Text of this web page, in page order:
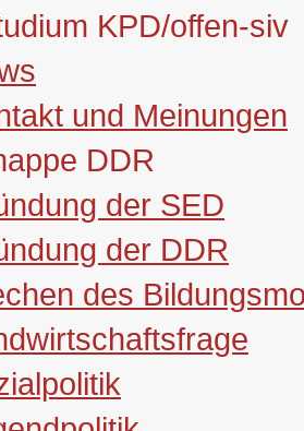
KPD/offen-siv
und Meinungen
DDR
der SED
der DDR
des